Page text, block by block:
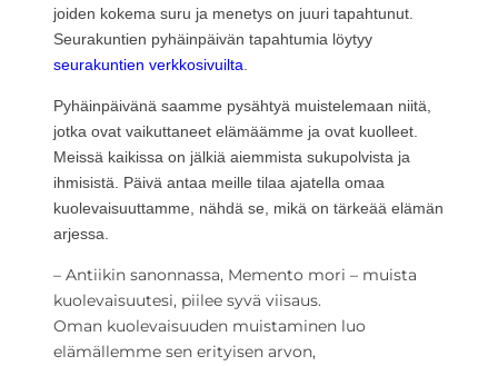
joiden kokema suru ja menetys on juuri tapahtunut.
Seurakuntien pyhäinpäivän tapahtumia löytyy
seurakuntien verkkosivuilta.
Pyhäinpäivänä saamme pysähtyä muistelemaan niitä,
jotka ovat vaikuttaneet elämäämme ja ovat kuolleet.
Meissä kaikissa on jälkiä aiemmista sukupolvista ja
ihmisistä. Päivä antaa meille tilaa ajatella omaa
kuolevaisuuttamme, nähdä se, mikä on tärkeää elämän
arjessa.
– Antiikin sanonnassa, Memento mori – muista
kuolevaisuutesi, piilee syvä viisaus.
Oman kuolevaisuuden muistaminen luo
elämällemme sen erityisen arvon,